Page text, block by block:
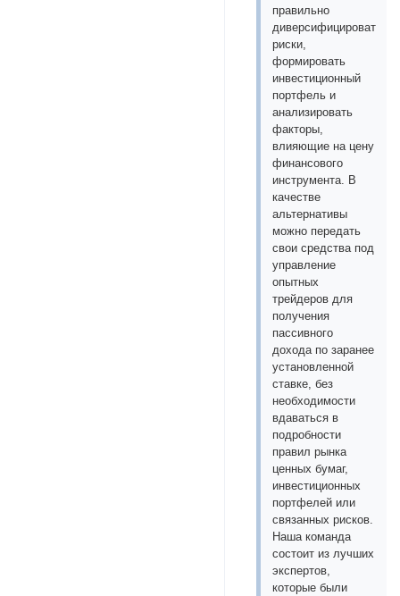
правильно
диверсифицировать
риски,
формировать
инвестиционный
портфель и
анализировать
факторы,
влияющие на цену
финансового
инструмента. В
качестве
альтернативы
можно передать
свои средства под
управление
опытных
трейдеров для
получения
пассивного
дохода по заранее
установленной
ставке, без
необходимости
вдаваться в
подробности
правил рынка
ценных бумаг,
инвестиционных
портфелей или
связанных рисков.
Наша команда
состоит из лучших
экспертов,
которые были